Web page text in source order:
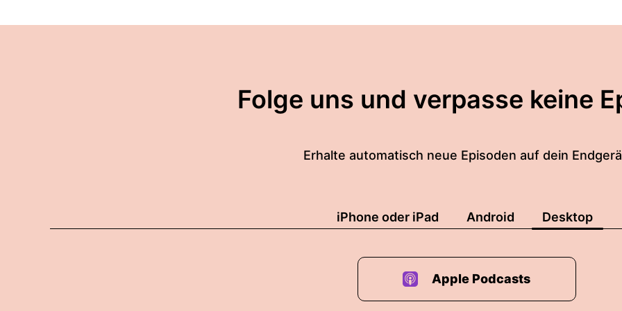
Folge uns und verpasse keine
Erhalte automatisch neue Episoden auf dein
iPhone oder iPad Android Desktop
Apple Podcasts